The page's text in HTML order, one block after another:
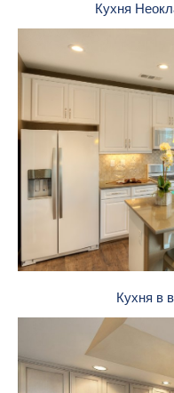
Кухня
Кухня в